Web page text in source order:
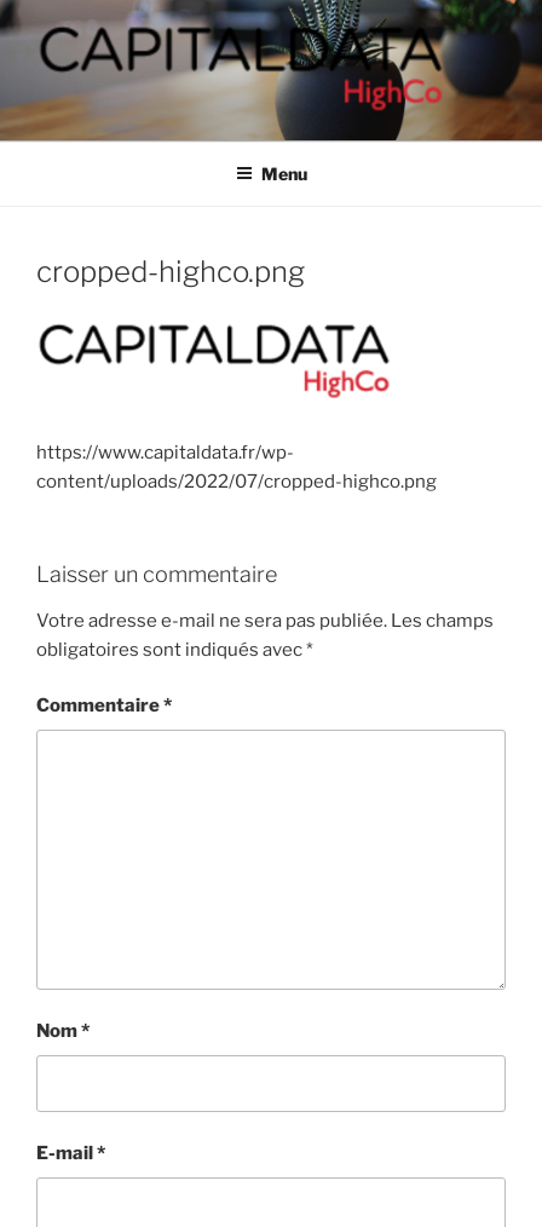
Aller
au
contenu
principal
CAPITALDATA
People-based marketing solutions
Menu
cropped-highco.png
https://www.capitaldata.fr/wp-
content/uploads/2022/07/cropped-highco.png
Laisser un commentaire
Votre adresse e-mail ne sera pas publiée. Les champs
obligatoires sont indiqués avec*
Commentaire*
Nom*
E-mail*